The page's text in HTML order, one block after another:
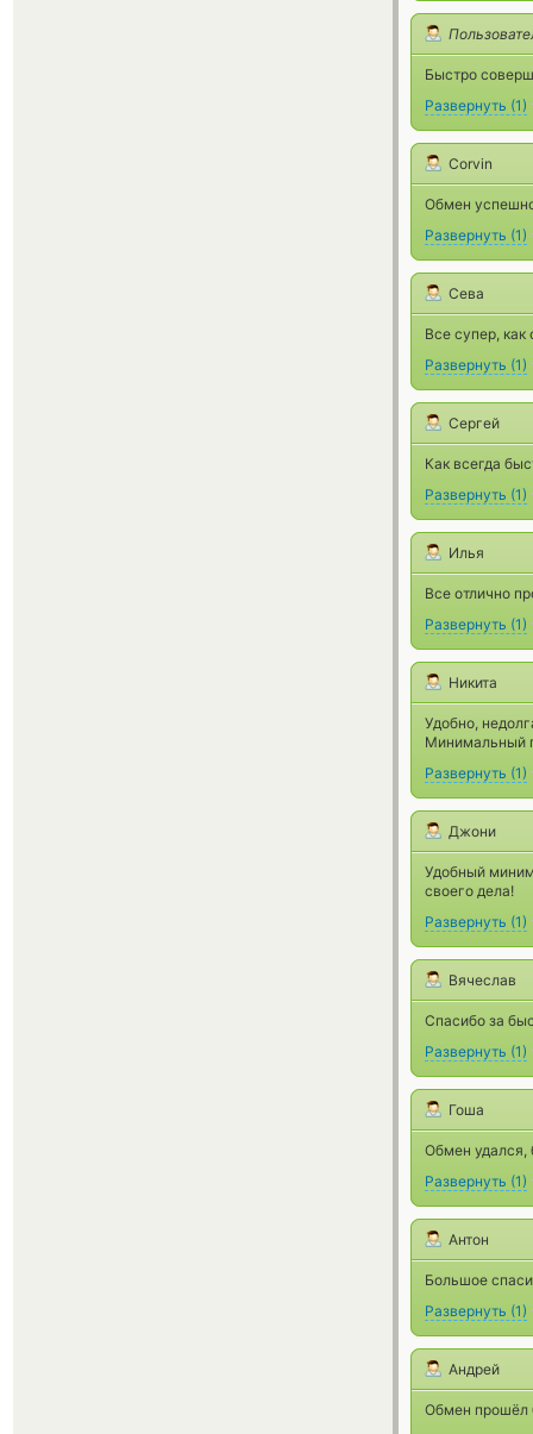
Быстро
Развернуть (1)
Corvin
Обмен
Развернуть (1)
Сева
Все супер, как
Развернуть (1)
Сергей
Как всегда
Развернуть (1)
Илья
Все отлично
Развернуть (1)
Никита
Удобно,
Минимальный
Развернуть (1)
Джони
Удобный
своего дела!
Развернуть (1)
Вячеслав
Спасибо за
Развернуть (1)
Гоша
Обмен удался,
Развернуть (1)
Антон
Большое
Развернуть (1)
Андрей
Обмен прошёл